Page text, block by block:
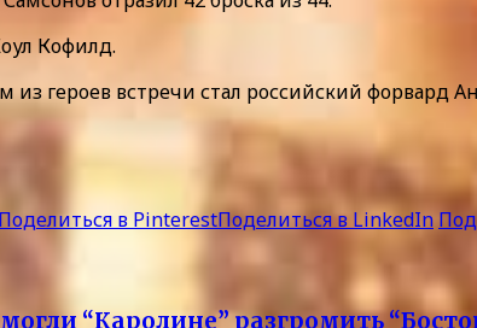
Кофилд.
героев встречи стал российский форвард
Поделиться в PinterestПоделиться в LinkedIn
“Каролине” разгромить